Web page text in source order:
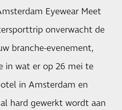
Eyewear Meet
onverwacht de
branche-evenement,
in wat er op 26 mei te
in Amsterdam en
hard gewerkt wordt aan